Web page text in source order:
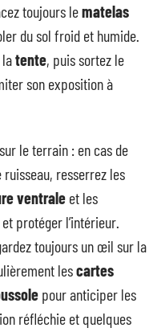
toujours lematelas
du sol froid et humide.
tente, puis sortez le
son exposition à
le terrain : en cas de
resserrez les
ventrale et les
protéger l’intérieur.
toujours un œil sur la
lescartes
pour anticiper les
réfléchie et quelques